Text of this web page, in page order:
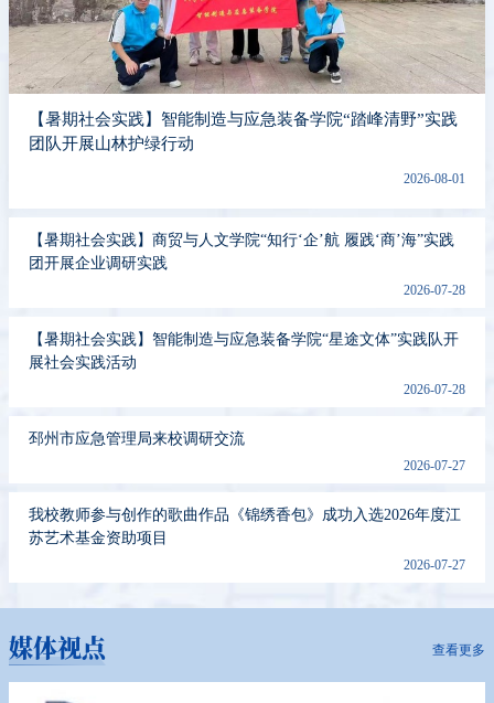
【暑期社会实践】智能制造与应急装备学院“踏峰清野”实践
团队开展山林护绿行动
2026-08-01
【暑期社会实践】商贸与人文学院“知行‘企’航 履践‘商’海”实践
团开展企业调研实践
2026-07-28
【暑期社会实践】智能制造与应急装备学院“星途文体”实践队开
展社会实践活动
2026-07-28
邳州市应急管理局来校调研交流
2026-07-27
我校教师参与创作的歌曲作品《锦绣香包》成功入选2026年度江
苏艺术基金资助项目
2026-07-27
媒体视点 查看更多